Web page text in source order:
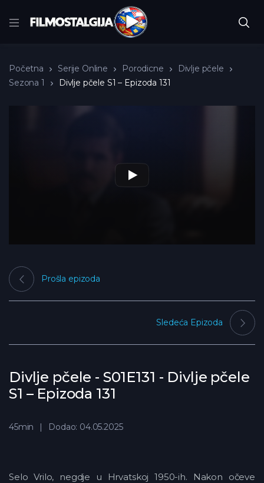
Početna Serije Online Porodicne
Divlje pčele
Sezona 1
Divlje pčele S1 – Epizoda 131
Divlje pčele - S01E131 - Divlje pčele
S1 – Epizoda 131
Prošla epizoda
Sledeća Epizoda
45min Dodao: 04.05.2025
Selo Vrilo, negdje u Hrvatskoj 1950-ih. Nakon očeve